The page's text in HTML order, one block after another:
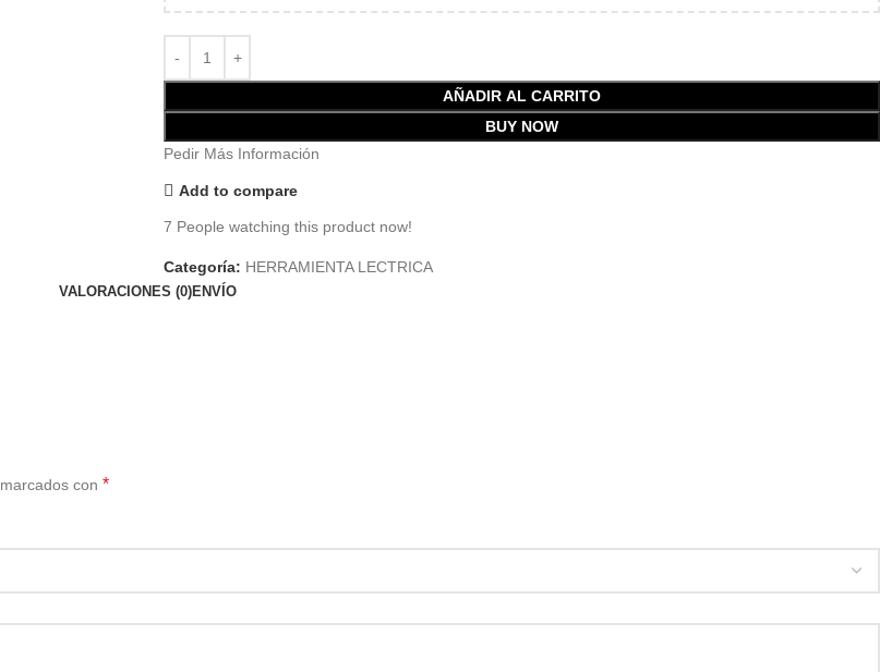
AÑADIR AL CARRITO
BUY NOW
Pedir Más Información
Add to compare
7 People watching this product now!
Categoría: HERRAMIENTA LECTRICA
VALORACIONES (0)ENVÍO
con *